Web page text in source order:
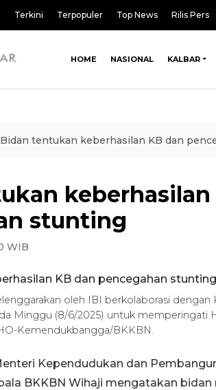
Terkini Terpopuler Top News Rilis Pers
HOME NASIONAL KALBAR
Bidan tentukan keberhasilan KB dan
keberhasilan
stunting
WIB
oleh IBI berkolaborasi
Minggu (8/6/2025) untuk memperingati
Kemendukbangga/BKKBN.
Kependudukan dan
BKKBN Wihaji mengatakan